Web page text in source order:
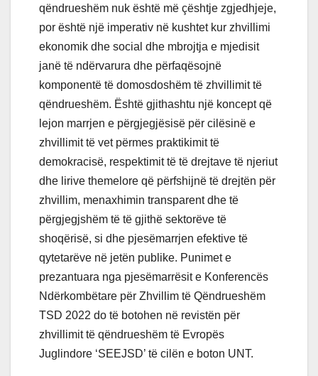
qëndrueshëm nuk është më çështje zgjedhjeje,
por është një imperativ në kushtet kur zhvillimi
ekonomik dhe social dhe mbrojtja e mjedisit
janë të ndërvarura dhe përfaqësojnë
komponentë të domosdoshëm të zhvillimit të
qëndrueshëm. Është gjithashtu një koncept që
lejon marrjen e përgjegjësisë për cilësinë e
zhvillimit të vet përmes praktikimit të
demokracisë, respektimit të të drejtave të njeriut
dhe lirive themelore që përfshijnë të drejtën për
zhvillim, menaxhimin transparent dhe të
përgjegjshëm të të gjithë sektorëve të
shoqërisë, si dhe pjesëmarrjen efektive të
qytetarëve në jetën publike. Punimet e
prezantuara nga pjesëmarrësit e Konferencës
Ndërkombëtare për Zhvillim të Qëndrueshëm
TSD 2022 do të botohen në revistën për
zhvillimit të qëndrueshëm të Evropës
Juglindore ‘SEEJSD’ të cilën e boton UNT.